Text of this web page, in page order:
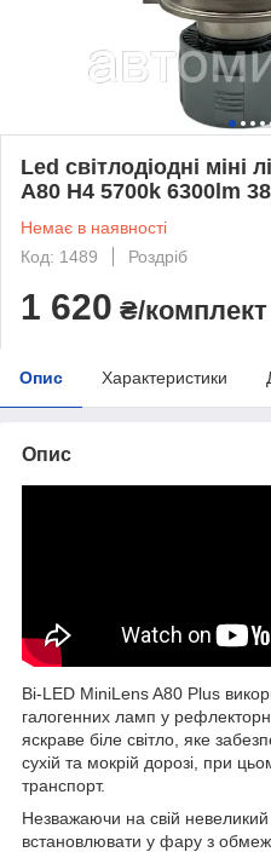
Led світлодіодні міні
A80 H4 5700k 6300lm
Немає в наявності
Код: 1489
Роздріб
1 620 ₴/комплект
Опис Характеристики
Опис
Bi-LED MiniLens A80 Plus
галогенних ламп у
яскраве біле світло, яке
сухій та мокрій дорозі, при
транспорт.
Незважаючи на свій
встановлювати у фару з